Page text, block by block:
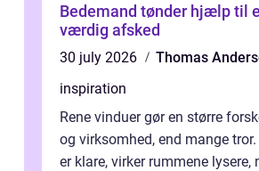
Bedemand tønder hjælp til en tryg og
værdig afsked
30 july 2026
Thomas
inspiration
Rene vinduer gør en større
og virksomhed, end mange
er klare, virker rummene lysere,